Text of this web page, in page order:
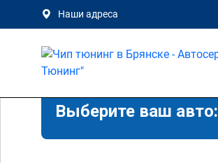
Наши адреса
Выберите ваш авто: